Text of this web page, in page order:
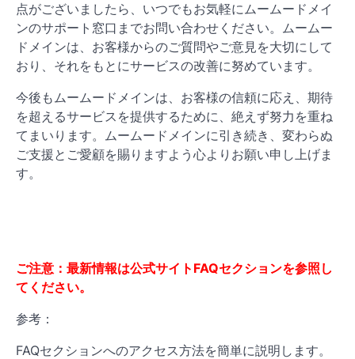
点がございましたら、いつでもお気軽にムームードメイ
ンのサポート窓口までお問い合わせください。ムームー
ドメインは、お客様からのご質問やご意見を大切にして
おり、それをもとにサービスの改善に努めています。
今後もムームードメインは、お客様の信頼に応え、期待
を超えるサービスを提供するために、絶えず努力を重ね
てまいります。ムームードメインに引き続き、変わらぬ
ご支援とご愛顧を賜りますよう心よりお願い申し上げま
す。
ご注意：最新情報は公式サイトFAQセクションを参照し
てください。
参考：
FAQセクションへのアクセス方法を簡単に説明します。